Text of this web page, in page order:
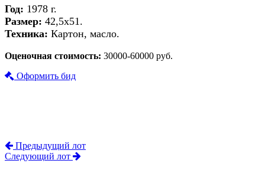
Год: 1978 г.
Размер: 42,5х51.
Техника: Картон, масло.
Оценочная стоимость: 30000-60000 руб.
Оформить бид
Предыдущий лот
Следующий лот